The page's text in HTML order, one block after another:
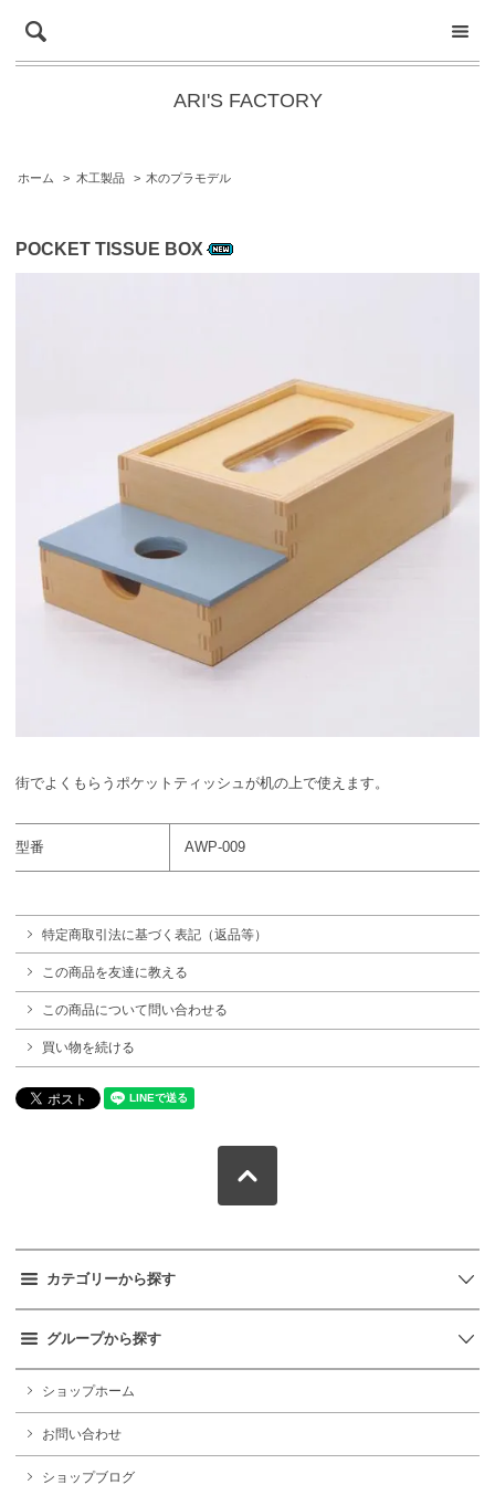
ARI'S FACTORY
ホーム > 木工製品 > 木のプラモデル
POCKET TISSUE BOX
街でよくもらうポケットティッシュが机の上で使えます。
型番 AWP-009
特定商取引法に基づく表記（返品等）
この商品を友達に教える
この商品について問い合わせる
買い物を続ける
カテゴリーから探す
グループから探す
ショップホーム
お問い合わせ
ショップブログ